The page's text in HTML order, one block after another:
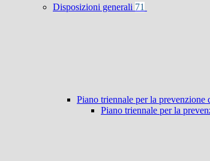
Disposizioni generali 71
Piano triennale per la prevenzione
Piano triennale per la